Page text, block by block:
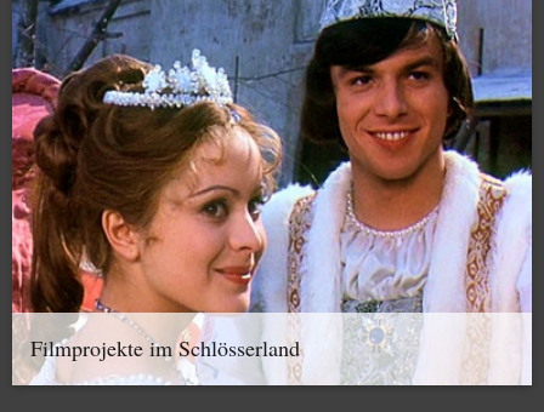
Filmprojekte im Schlösserland